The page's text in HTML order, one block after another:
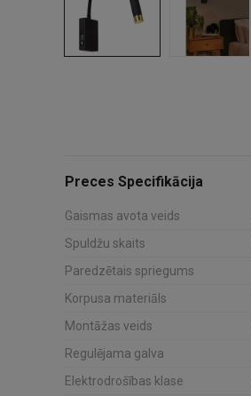
Preces Specifikācija
Gaismas avota veids
Spuldžu skaits
Paredzētais spriegums
Korpusa materiāls
Montāžas veids
Regulējama galva
Elektrodrošības klase